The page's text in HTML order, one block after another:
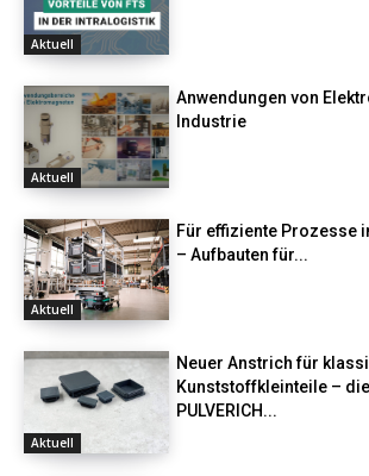
Aktuell
Aktuell
Anwendungen von
Industrie
Aktuell
Für effiziente Prozesse
– Aufbauten für...
Aktuell
Neuer Anstrich für
Kunststoffkleinteile – die
PULVERICH...